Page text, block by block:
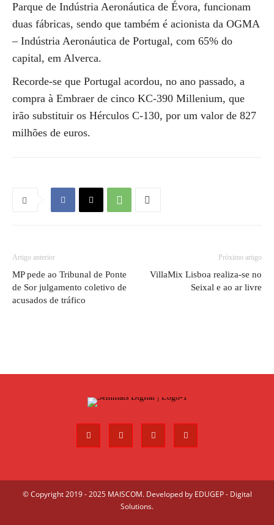
Parque de Indústria Aeronáutica de Évora, funcionam
duas fábricas, sendo que também é acionista da OGMA
– Indústria Aeronáutica de Portugal, com 65% do
capital, em Alverca.
Recorde-se que Portugal acordou, no ano passado, a
compra à Embraer de cinco KC-390 Millenium, que
irão substituir os Hérculos C-130, por um valor de 827
milhões de euros.
Artigo anterior
MP pede ao Tribunal de Ponte
de Sor julgamento coletivo de
acusados de tráfico
Próximo artigo
VillaMix Lisboa realiza-se no
Seixal e ao ar livre
© Copyright 2019 - 2025 MAISCOM. Developed by EDUGEP - Digital
Solutions.